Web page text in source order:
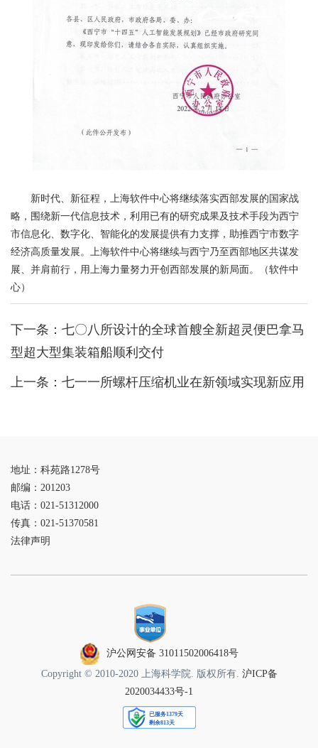
新时代、新征程，上海软件中心将继续落实西部发展的国家战
略，围绕新一代信息技术，利用已有的研究成果及技术手段为西宁
市信息化、数字化、智能化的发展提供有力支撑，助推西宁市数字
经济高质量发展。上海软件中心将继续与西宁乃至西部地区共谋发
展、并肩前行，用上海力量努力开创西部发展的新局面。（软件中
心）
下一条： 七〇八所设计的全球首艘全新超灵便巴拿马
型超大型集装箱船顺利交付
上一条： 七一一所螺杆压缩机业在新领域实现新应用
地址：科苑路1278号
邮编：201203
电话：021-51312000
传真：021-51370581
法律声明
沪公网安备 31011502006418号
Copyright © 2010-2020 上海科学院. 版权所有. 沪ICP备
2020034433号-1